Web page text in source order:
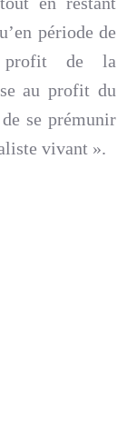
période de
profit de la
au profit du
se prémunir
vivant ».